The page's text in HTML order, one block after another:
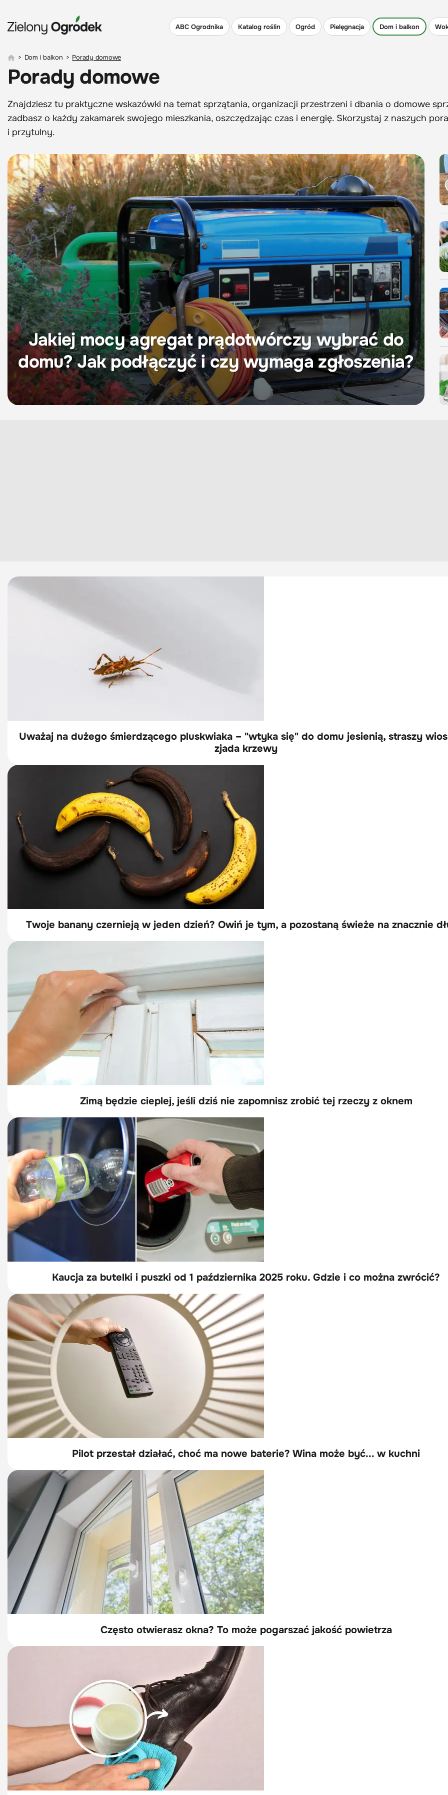
ABC Ogrodnika Katalog roślin Ogród Pielęgnacja Dom i balkon
> Dom i balkon > Porady domowe
Porady domowe
Znajdziesz tu praktyczne wskazówki na temat sprzątania, organizacji przestrzeni i dbania o domowe
zadbasz o każdy zakamarek swojego mieszkania, oszczędzając czas i energię. Skorzystaj z naszych
i przytulny.
Jakiej mocy agregat prądotwórczy wybrać do
domu? Jak podłączyć i czy wymaga zgłoszenia?
Uważaj na dużego śmierdzącego pluskwiaka – "wtyka się" do domu jesienią, straszy
zjada krzewy
Twoje banany czernieją w jeden dzień? Owiń je tym, a pozostaną świeże na znacznie
Zimą będzie cieplej, jeśli dziś nie zapomnisz zrobić tej rzeczy z oknem
Kaucja za butelki i puszki od 1 października 2025 roku. Gdzie i co można zwrócić?
Pilot przestał działać, choć ma nowe baterie? Wina może być... w kuchni
Często otwierasz okna? To może pogarszać jakość powietrza